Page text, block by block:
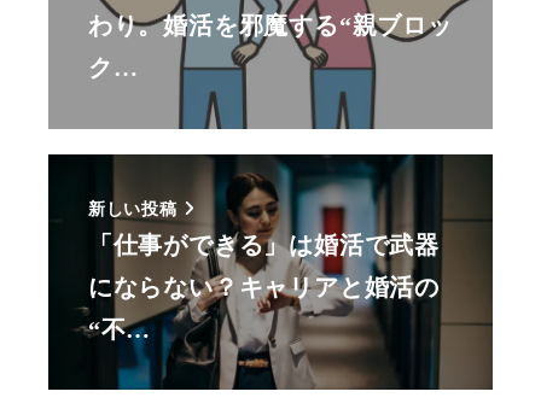
わり。婚活を邪魔する“親ブロッ
ク…
新しい投稿
「仕事ができる」は婚活で武器
にならない？キャリアと婚活の
“不…